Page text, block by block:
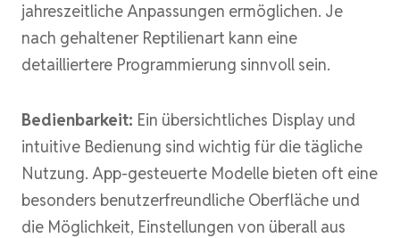
jahreszeitliche Anpassungen ermöglichen. Je
nach gehaltener Reptilienart kann eine
detailliertere Programmierung sinnvoll sein.
Bedienbarkeit: Ein übersichtliches Display und
intuitive Bedienung sind wichtig für die tägliche
Nutzung. App-gesteuerte Modelle bieten oft eine
besonders benutzerfreundliche Oberfläche und
die Möglichkeit, Einstellungen von überall aus